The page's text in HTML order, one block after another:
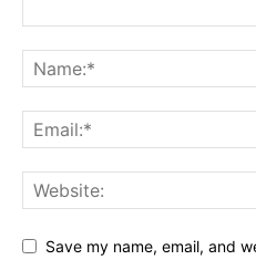
Save my name, email, and